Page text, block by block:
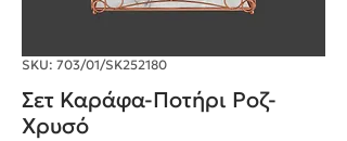
SKU: 703/01/SK252180
Σετ Καράφα-Ποτήρι Ροζ-
Χρυσό